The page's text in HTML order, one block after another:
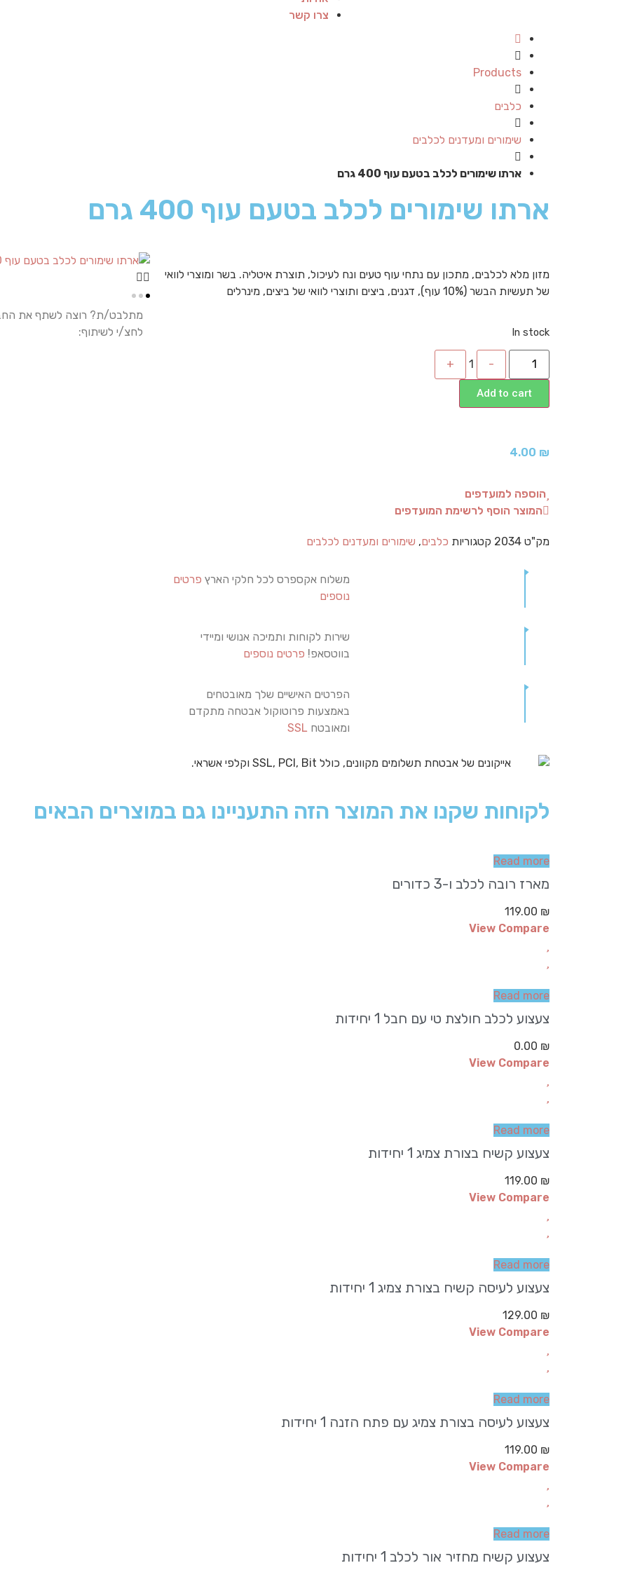
צרו קשר
Products
כלבים
שימורים ומעדנים לכלבים
ארתו שימורים לכלב בטעם עוף 400 גרם
ארתו שימורים לכלב בטעם עוף 400 גרם
מזון מלא לכלבים, מתכון עם נתחי עוף טעים ונח לעיכול, תוצרת איטליה. בשר ומוצרי לוואי
של תעשיות הבשר (10% עוף), דגנים, ביצים ותוצרי לוואי של ביצים, מינרלים
In stock
-
1
+
Add to cart
4.00 ₪
הוספה למועדפים
המוצר הוסף לרשימת המועדפים
מק"ט 2034 קטגוריות כלבים, שימורים ומעדנים לכלבים
משלוח אקספרס לכל חלקי הארץ פרטים
נוספים
שירות לקוחות ותמיכה אנושי ומיידי
בווטסאפ! פרטים נוספים
הפרטים האישיים שלך מאובטחים
באמצעות פרוטוקול אבטחה מתקדם
ומאובטח SSL
מתלבט/ת? רוצה לשתף את
לחצ/י לשיתוף:
לקוחות שקנו את המוצר הזה התעניינו גם במוצרים הבאים
Read more
מארז רובה לכלב ו-3 כדורים
119.00 ₪
View Compare
Read more
צעצוע לכלב חולצת טי עם חבל 1 יחידות
0.00 ₪
View Compare
Read more
צעצוע קשיח בצורת צמיג 1 יחידות
119.00 ₪
View Compare
Read more
צעצוע לעיסה קשיח בצורת צמיג 1 יחידות
129.00 ₪
View Compare
Read more
צעצוע לעיסה בצורת צמיג עם פתח הזנה 1 יחידות
119.00 ₪
View Compare
Read more
צעצוע קשיח מחזיר אור לכלב 1 יחידות